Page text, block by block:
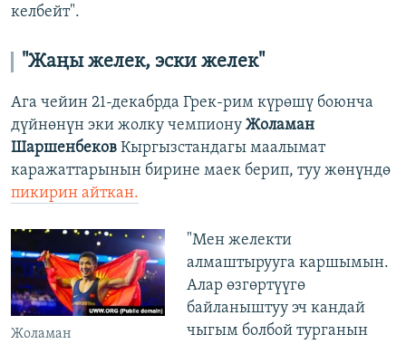
келбейт".
"Жаңы желек, эски желек"
Ага чейин 21-декабрда Грек-рим күрөшү боюнча
дүйнөнүн эки жолку чемпиону Жоламан
Шаршенбеков Кыргызстандагы маалымат
каражаттарынын бирине маек берип, туу жөнүндө
пикирин айткан.
Жоламан
"Мен желекти
алмаштырууга каршымын.
Алар өзгөртүүгө
байланыштуу эч кандай
чыгым болбой турганын